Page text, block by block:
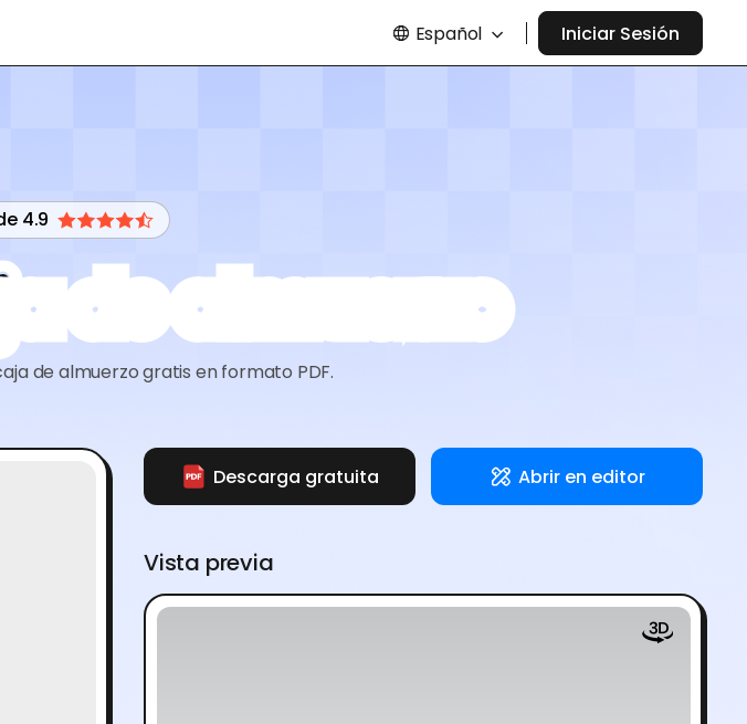
Español Iniciar Sesión
4.9
de almuerzo
de almuerzo gratis en formato PDF.
Descarga gratuita Abrir en editor
Vista previa